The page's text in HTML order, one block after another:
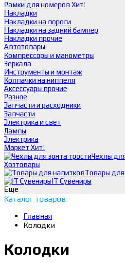
Рамки для номеров Хит!
Накладки
Накладки на пороги
Накладки на задний бампер
Накладки прочие
Автотовары
Компрессоры и манометры
Зеркала
Инструменты и монтаж
Колпачки на ниппеля
Аксессуары прочие
Разное
Запчасти и расходники
Запчасти
Электрика и свет
Лампы
Электрика
Маркет Хит!
Чехлы
Хозтовары
Товары
IT Сувениры
Еще
Каталог товаров
Главная
Колодки
Колодки